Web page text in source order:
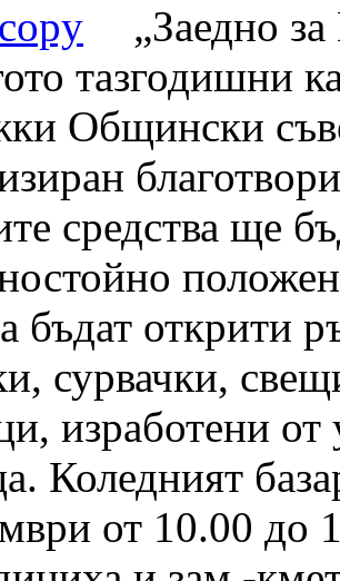
„Заедно
тазгодишни
Общински
средства ще
бъдат открити
сурвачки,
изработени от
Коледният
от 10.00 до